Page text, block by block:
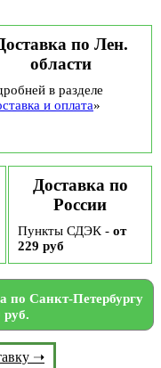
по Лен.
области
в разделе
и оплата»
Доставка по
России
Пункты СДЭК - от
229 руб
по Санкт-Петербургу
руб.
➝